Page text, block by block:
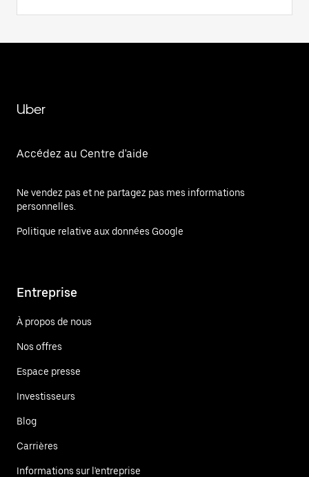
Uber
Accédez au Centre d'aide
Ne vendez pas et ne partagez pas mes informations
personnelles.
Politique relative aux données Google
Entreprise
À propos de nous
Nos offres
Espace presse
Investisseurs
Blog
Carrières
Informations sur l'entreprise